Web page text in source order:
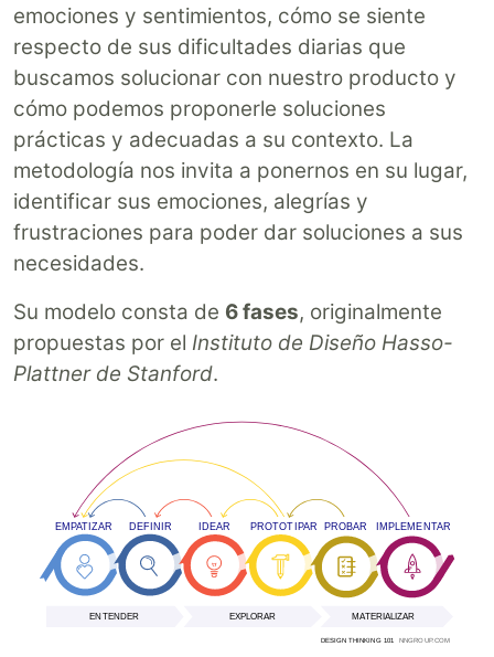
emociones y sentimientos, cómo se siente
respecto de sus dificultades diarias que
buscamos solucionar con nuestro producto y
cómo podemos proponerle soluciones
prácticas y adecuadas a su contexto. La
metodología nos invita a ponernos en su lugar,
identificar sus emociones, alegrías y
frustraciones para poder dar soluciones a sus
necesidades.
Su modelo consta de 6 fases, originalmente
propuestas por el Instituto de Diseño Hasso-
Plattner de Stanford.